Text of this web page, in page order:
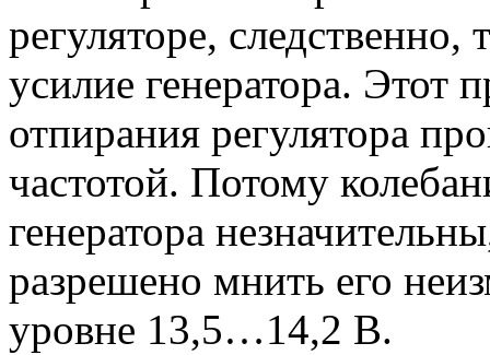
регуляторе,
усилие генератора. Этот
отпирания регулятора
частотой. Потому
генератора
разрешено мнить его
уровне 13,5…14,2 В.